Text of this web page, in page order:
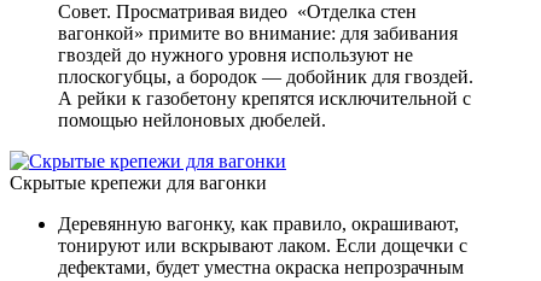
Совет. Просматривая видео «Отделка стен
вагонкой» примите во внимание: для забивания
гвоздей до нужного уровня используют не
плоскогубцы, а бородок — добойник для гвоздей.
А рейки к газобетону крепятся исключительной с
помощью нейлоновых дюбелей.
Скрытые крепежи для вагонки
Деревянную вагонку, как правило, окрашивают,
тонируют или вскрывают лаком. Если дощечки с
дефектами, будет уместна окраска непрозрачным